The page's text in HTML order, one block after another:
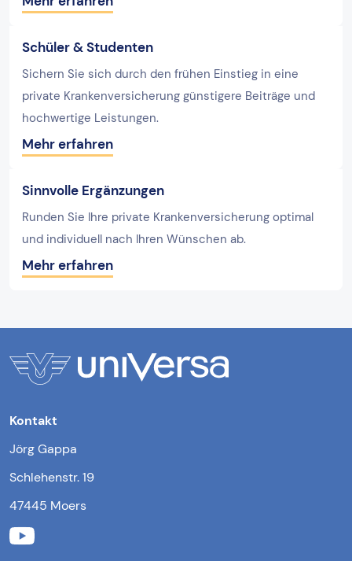
Schüler & Studenten
Sichern Sie sich durch den frühen Einstieg in eine
private Krankenversicherung günstigere Beiträge und
hochwertige Leistungen.
Mehr erfahren
Sinnvolle Ergänzungen
Runden Sie Ihre private Krankenversicherung optimal
und individuell nach Ihren Wünschen ab.
Mehr erfahren
Kontakt
Jörg Gappa
Schlehenstr. 19
47445 Moers